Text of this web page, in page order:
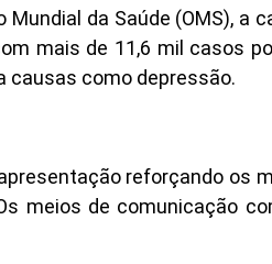
Mundial da Saúde (OMS),
mais de 11,6 mil casos
causas como depressão.
reforçando os
meios de comunicação